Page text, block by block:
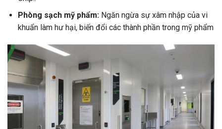
Phòng sạch mỹ phẩm: Ngăn ngừa sự xâm nhập của vi
khuẩn làm hư hại, biến đổi các thành phần trong mỹ phẩm